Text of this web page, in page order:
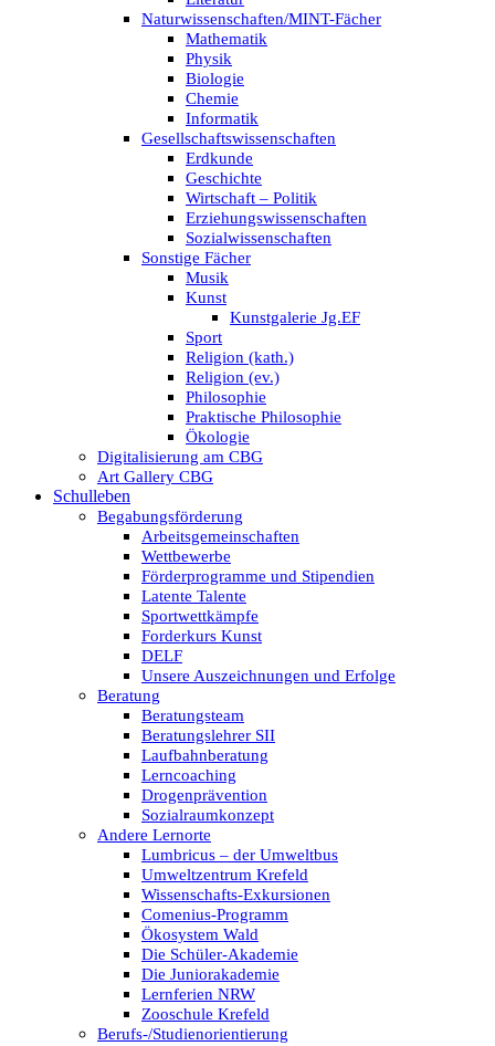
Naturwissenschaften/MINT-Fächer
Mathematik
Physik
Biologie
Chemie
Informatik
Gesellschaftswissenschaften
Erdkunde
Geschichte
Wirtschaft – Politik
Erziehungswissenschaften
Sozialwissenschaften
Sonstige Fächer
Musik
Kunst
Kunstgalerie Jg.EF
Sport
Religion (kath.)
Religion (ev.)
Philosophie
Praktische Philosophie
Ökologie
Digitalisierung am CBG
Art Gallery CBG
Schulleben
Begabungsförderung
Arbeitsgemeinschaften
Wettbewerbe
Förderprogramme und Stipendien
Latente Talente
Sportwettkämpfe
Forderkurs Kunst
DELF
Unsere Auszeichnungen und Erfolge
Beratung
Beratungsteam
Beratungslehrer SII
Laufbahnberatung
Lerncoaching
Drogenprävention
Sozialraumkonzept
Andere Lernorte
Lumbricus – der Umweltbus
Umweltzentrum Krefeld
Wissenschafts-Exkursionen
Comenius-Programm
Ökosystem Wald
Die Schüler-Akademie
Die Juniorakademie
Lernferien NRW
Zooschule Krefeld
Berufs-/Studienorientierung